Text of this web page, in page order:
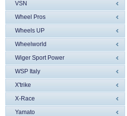
VSN
Wheel Pros
Wheels UP
Wheelworld
Wiger Sport Power
WSP Italy
X'trike
X-Race
Yamato